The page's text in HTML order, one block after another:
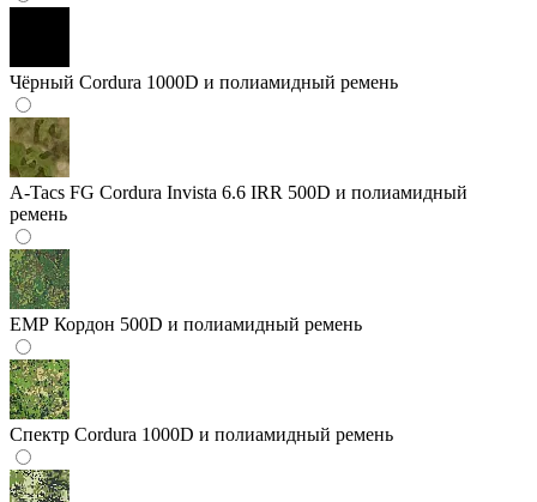
Чёрный Cordura 1000D и полиамидный ремень
A-Tacs FG Cordura Invista 6.6 IRR 500D и полиамидный
ремень
ЕМР Кордон 500D и полиамидный ремень
Спектр Cordura 1000D и полиамидный ремень